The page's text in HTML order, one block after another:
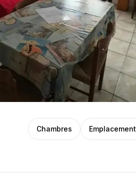
Chambres Emplacement